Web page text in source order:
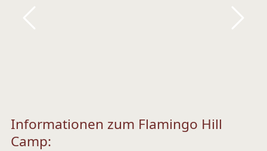
Zurück Vor
Informationen zum Flamingo Hill
Camp: